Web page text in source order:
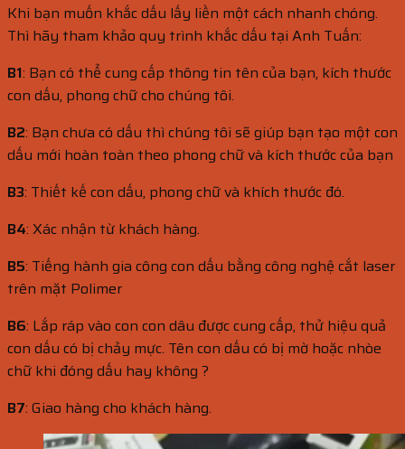
Khi bạn muốn khắc dấu lấy liền một cách nhanh chóng.
Thì hãy tham khảo quy trình khắc dấu tại Anh Tuấn:
B1: Bạn có thể cung cấp thông tin tên của bạn, kích thước
con dấu, phong chữ cho chúng tôi.
B2: Bạn chưa có dấu thì chúng tôi sẽ giúp bạn tạo một con
dấu mới hoàn toàn theo phong chữ và kích thước của bạn
B3: Thiết kế con dấu, phong chữ và khích thước đó.
B4: Xác nhận từ khách hàng.
B5: Tiếng hành gia công con dấu bằng công nghệ cắt laser
trên mặt Polimer
B6: Lắp ráp vào con con dâu được cung cấp, thử hiệu quả
con dấu có bị chảy mực. Tên con dấu có bị mờ hoặc nhòe
chữ khi đóng dấu hay không ?
B7: Giao hàng cho khách hàng.